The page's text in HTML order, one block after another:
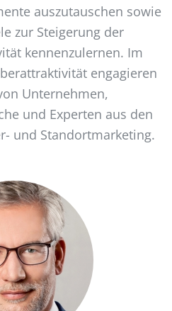
auszutauschen sowie
zur Steigerung der
kennenzulernen. Im
engagieren
Unternehmen,
und Experten aus den
und Standortmarketing.